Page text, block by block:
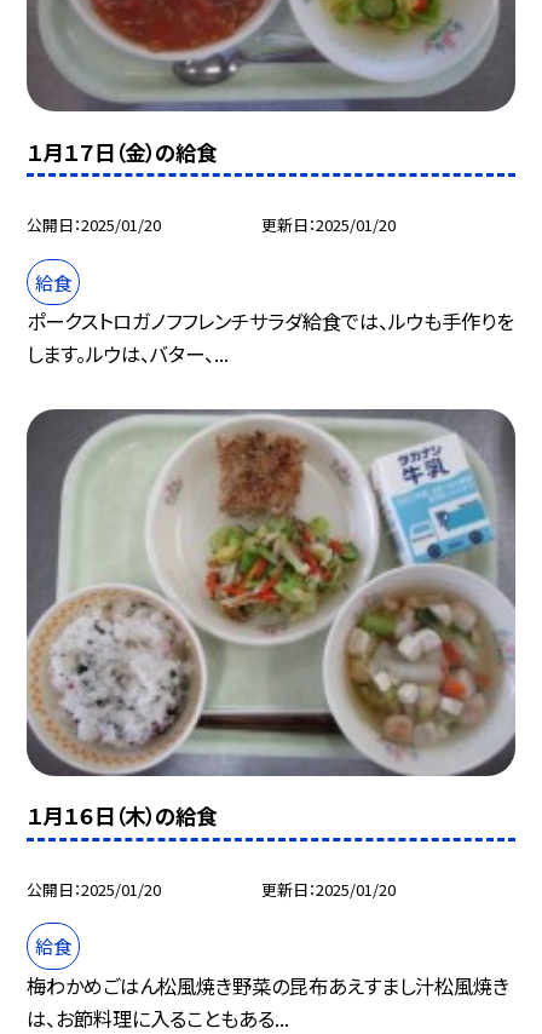
１月１７日（金）の給食
公開日 2025/01/20 更新日 2025/01/20
給食
ポークストロガノフフレンチサラダ給食では、ルウも手作りを
します。ルウは、バター、...
１月１６日（木）の給食
公開日 2025/01/20 更新日 2025/01/20
給食
梅わかめごはん松風焼き野菜の昆布あえすまし汁松風焼き
は、お節料理に入ることもある...